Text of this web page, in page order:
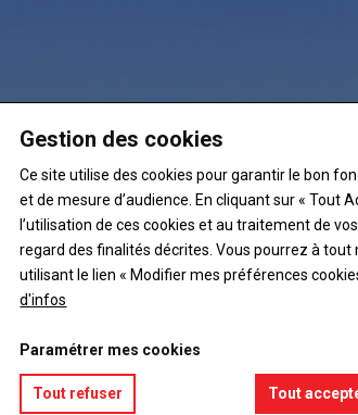
Gestion des cookies
Ce site utilise des cookies pour garantir le bon
et de mesure d’audience. En cliquant sur « Tout
l’utilisation de ces cookies et au traitement de
regard des finalités décrites. Vous pourrez à tout
utilisant le lien « Modifier mes préférences
d'infos
Paramétrer mes cookies
Tout refuser Tout